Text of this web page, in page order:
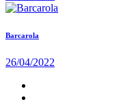
Barcarola
26/04/2022